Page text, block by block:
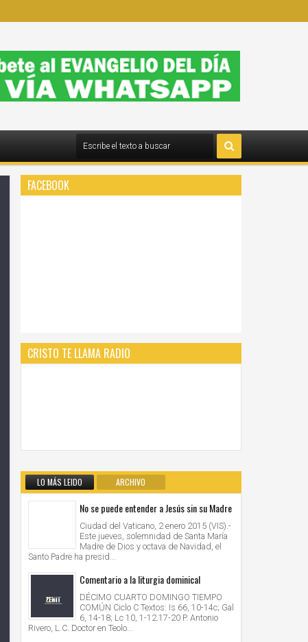
FACEBOOK
CRISTO TE LLAMA RADIO
LO MÁS LEIDO ARCHIVO
No se puede entender a Jesús sin su Madre
Ciudad del Vaticano, 2 enero 2015 (VIS).-
Este jueves, solemnidad de Santa María
Madre de Dios y octava de Navidad, el
Santo Padre ha presid...
Comentario a la liturgia dominical
DÉCIMO CUARTO DOMINGO TIEMPO
COMÚN Ciclo C Textos: Is 66, 10-14c; Gal
6, 14-18; Lc 10, 1-12.17-20 P. Antonio
Rivero, L.C. Doctor en Teolo...